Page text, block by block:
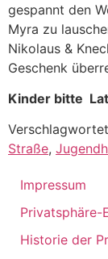
gespannt den
Myra zu
Nikolaus &
Geschenk
Kinder bitte
Verschlagwortet
Straße,
Impressum
Privatsphäre-
Historie der